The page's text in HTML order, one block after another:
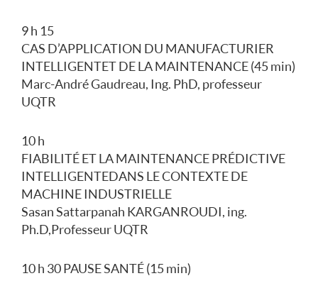
9 h 15
CAS D’APPLICATION DU MANUFACTURIER
INTELLIGENT ET DE LA MAINTENANCE (45 min)
Marc-André Gaudreau, Ing. PhD, professeur
UQTR
10 h
FIABILITÉ ET LA MAINTENANCE PRÉDICTIVE
INTELLIGENTE DANS LE CONTEXTE DE
MACHINE INDUSTRIELLE
Sasan Sattarpanah KARGANROUDI, ing.
Ph.D, Professeur UQTR
10 h 30 PAUSE SANTÉ (15 min)